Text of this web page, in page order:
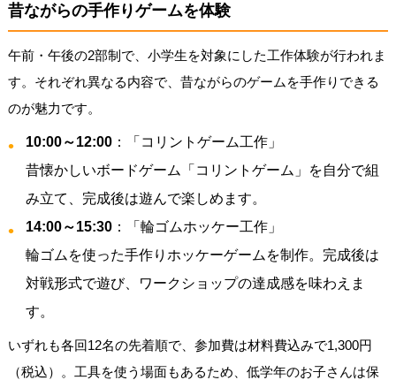
昔ながらの手作りゲームを体験
午前・午後の2部制で、小学生を対象にした工作体験が行われま
す。それぞれ異なる内容で、昔ながらのゲームを手作りできる
のが魅力です。
10:00～12:00：「コリントゲーム工作」
昔懐かしいボードゲーム「コリントゲーム」を自分で組
み立て、完成後は遊んで楽しめます。
14:00～15:30：「輪ゴムホッケー工作」
輪ゴムを使った手作りホッケーゲームを制作。完成後は
対戦形式で遊び、ワークショップの達成感を味わえま
す。
いずれも各回12名の先着順で、参加費は材料費込みで1,300円
（税込）。工具を使う場面もあるため、低学年のお子さんは保